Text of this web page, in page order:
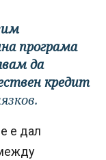
програма
да
кредит
е дал